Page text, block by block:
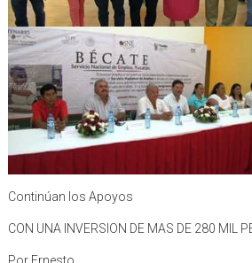
Continúan los Apoyos
CON UNA INVERSION DE MAS DE 280 MIL
Por Ernesto